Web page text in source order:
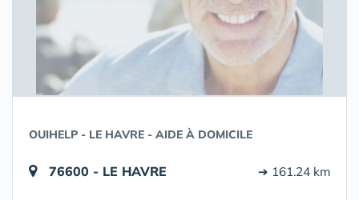
OUIHELP - LE HAVRE - AIDE À DOMICILE
76600 - LE HAVRE ➔ 161.24 km